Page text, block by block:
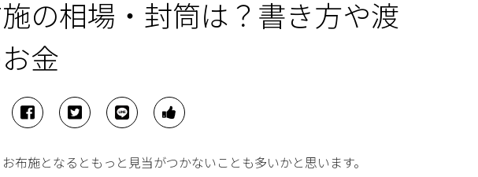
の相場・封筒は？書き方や渡
金
布施となるともっと見当がつかないことも多いかと思います。